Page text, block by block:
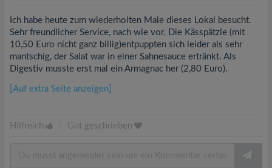
Ich habe heute zum wiederholten Male dieses Lokal besucht.
Sehr freundlicher Service, nach wie vor. Die Kässpätzle (mit
10,50 Euro nicht ganz billig)entpuppten sich leider als sehr
mantschig, der Salat war in einer Sahnesauce ertränkt. Als
Digestiv musste erst mal ein Armagnac her (2,80 Euro).
[Auf extra Seite anzeigen]
Hilfreich Gut geschrieben